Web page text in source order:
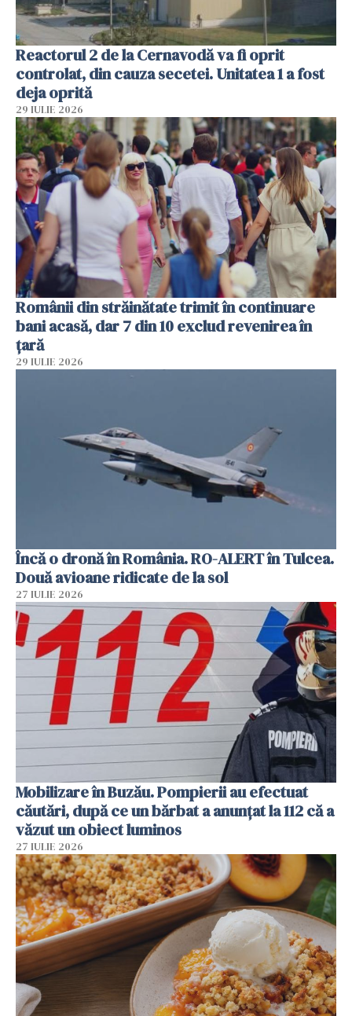
Reactorul 2 de la Cernavodă va fi oprit
controlat, din cauza secetei. Unitatea 1 a fost
deja oprită
29 IULIE 2026
Românii din străinătate trimit în continuare
bani acasă, dar 7 din 10 exclud revenirea în
țară
29 IULIE 2026
Încă o dronă în România. RO-ALERT în Tulcea.
Două avioane ridicate de la sol
27 IULIE 2026
Mobilizare în Buzău. Pompierii au efectuat
căutări, după ce un bărbat a anunțat la 112 că a
văzut un obiect luminos
27 IULIE 2026